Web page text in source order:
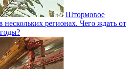
Штормовое
нескольких регионах. Чего ждать от